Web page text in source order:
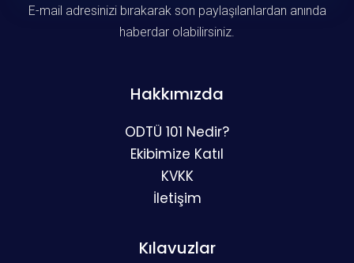
E-mail adresinizi bırakarak son paylaşılanlardan anında
haberdar olabilirsiniz.
Hakkımızda
ODTÜ 101 Nedir?
Ekibimize Katıl
KVKK
İletişim
Kılavuzlar